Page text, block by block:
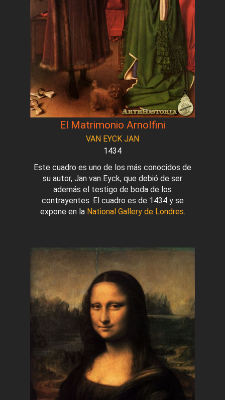
El Matrimonio Arnolfini
VAN EYCK JAN
1434
Este cuadro es uno de los más conocidos de
su autor, Jan van Eyck, que debió de ser
además el testigo de boda de los
contrayentes. El cuadro es de 1434 y se
expone en la National Gallery de Londres.